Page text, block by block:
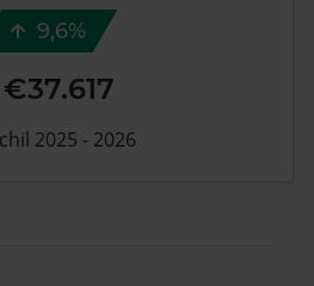
9,6%
2025 - 2026